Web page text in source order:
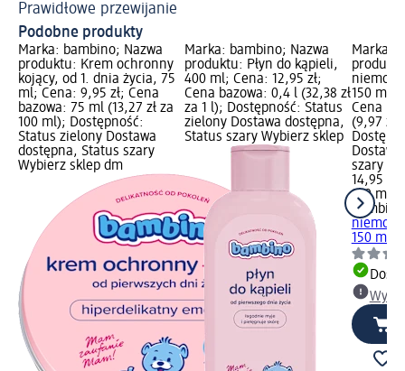
Prawidłowe przewijanie
Podobne produkty
Marka: bambino; Nazwa
produktu: Krem ochronny
kojący, od 1. dnia życia, 75
ml; Cena: 9,95 zł; Cena
bazowa: 75 ml (13,27 zł za
100 ml); Dostępność:
Status zielony Dostawa
dostępna, Status szary
Wybierz sklep dm
Marka: bambino; Nazwa
produktu: Płyn do kąpieli,
400 ml; Cena: 12,95 zł;
Cena bazowa: 0,4 l (32,38 zł
za 1 l); Dostępność: Status
zielony Dostawa dostępna,
Status szary Wybierz sklep
Marka:
150 ml;
Cena
(9,97 zł
szary
14,95 zł
150 ml
bambino
150 ml